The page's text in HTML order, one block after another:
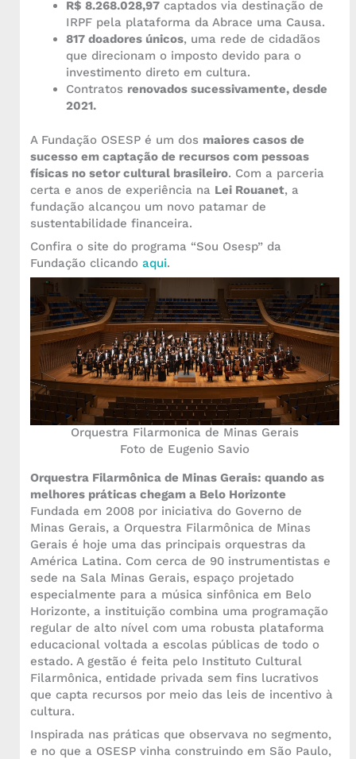
R$ 8.268.028,97captados via destinação de
IRPF pela plataforma da Abrace uma Causa.
817 doadores únicos, uma rede de cidadãos
que direcionam o imposto devido para o
investimento direto em cultura.
Contratos renovados sucessivamente, desde
2021.
A Fundação OSESP é um dos maiores casos de
sucesso em captação de recursos com pessoas
físicas no setor cultural brasileiro. Com a parceria
certa e anos de experiência na Lei Rouanet, a
fundação alcançou um novo patamar de
sustentabilidade financeira.
Confira o site do programa “Sou Osesp” da
Fundação clicando aqui.
Orquestra Filarmonica de Minas Gerais
Foto de Eugenio Savio
Orquestra Filarmônica de Minas Gerais: quando as
melhores práticas chegam a Belo Horizonte
Fundada em 2008 por iniciativa do Governo de
Minas Gerais, a Orquestra Filarmônica de Minas
Gerais é hoje uma das principais orquestras da
América Latina. Com cerca de 90 instrumentistas e
sede na Sala Minas Gerais, espaço projetado
especialmente para a música sinfônica em Belo
Horizonte, a instituição combina uma programação
regular de alto nível com uma robusta plataforma
educacional voltada a escolas públicas de todo o
estado. A gestão é feita pelo Instituto Cultural
Filarmônica, entidade privada sem fins lucrativos
que capta recursos por meio das leis de incentivo à
cultura.
Inspirada nas práticas que observava no segmento,
e no que a OSESP vinha construindo em São Paulo,